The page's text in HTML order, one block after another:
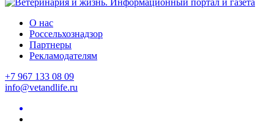
О нас
Россельхознадзор
Партнеры
Рекламодателям
+7 967 133 08 09
info@vetandlife.ru